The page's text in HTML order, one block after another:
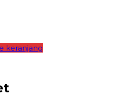
keranjang